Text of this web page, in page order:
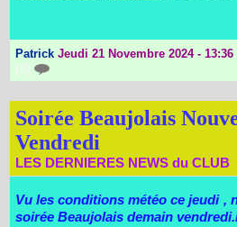
Patrick Jeudi 21 Novembre 2024 - 13:36
{0}
Soirée Beaujolais
Vendredi
LES DERNIERES NEWS du CLUB
Vu les conditions météo ce jeudi ,
soirée Beaujolais demain